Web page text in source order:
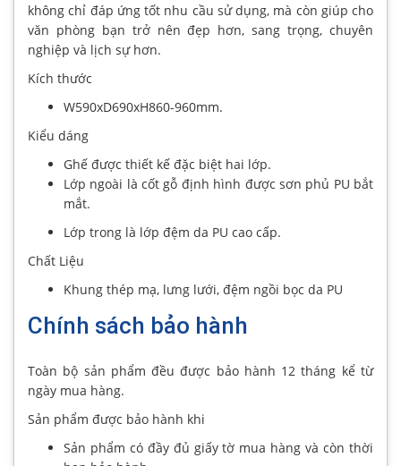
không chỉ đáp ứng tốt nhu cầu sử dụng, mà còn giúp cho
văn phòng bạn trở nên đẹp hơn, sang trọng, chuyên
nghiệp và lịch sự hơn.
Kích thước
W590xD690xH860-960mm.
Kiểu dáng
Ghế được thiết kế đặc biệt hai lớp.
Lớp ngoài là cốt gỗ định hình được sơn phủ PU bắt
mắt.
Lớp trong là lớp đệm da PU cao cấp.
Chất Liệu
Khung thép mạ, lưng lưới, đệm ngồi bọc da PU
Chính sách bảo hành
Toàn bộ sản phẩm đều được bảo hành 12 tháng kể từ
ngày mua hàng.
Sản phẩm được bảo hành khi
Sản phẩm có đầy đủ giấy tờ mua hàng và còn thời